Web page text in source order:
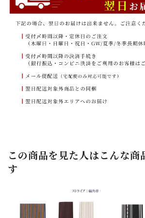
この商品を見た人はこんな商
す